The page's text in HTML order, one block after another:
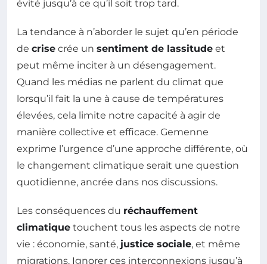
évité jusqu’à ce qu’il soit trop tard.
La tendance à n’aborder le sujet qu’en période
de crise crée un sentiment de lassitude et
peut même inciter à un désengagement.
Quand les médias ne parlent du climat que
lorsqu’il fait la une à cause de températures
élevées, cela limite notre capacité à agir de
manière collective et efficace. Gemenne
exprime l’urgence d’une approche différente, où
le changement climatique serait une question
quotidienne, ancrée dans nos discussions.
Les conséquences du réchauffement
climatique touchent tous les aspects de notre
vie : économie, santé, justice sociale, et même
migrations. Ignorer ces interconnexions jusqu’à